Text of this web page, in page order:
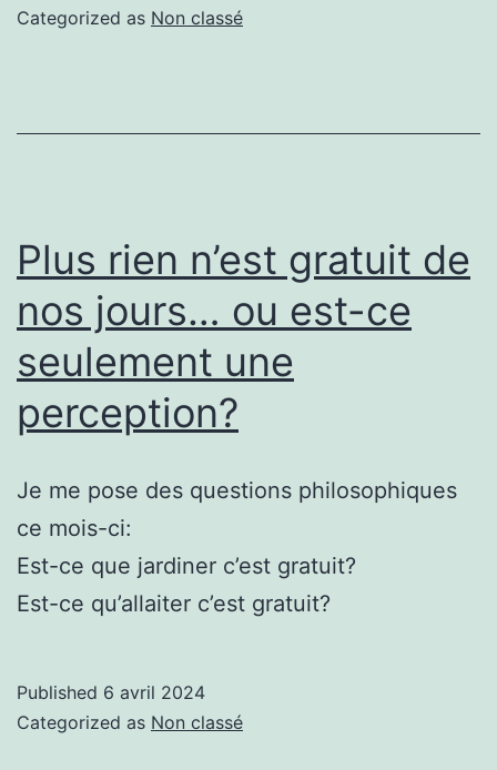
Categorized as Non classé
Plus rien n’est gratuit de
nos jours… ou est-ce
seulement une
perception?
Je me pose des questions philosophiques
ce mois-ci:
Est-ce que jardiner c’est gratuit?
Est-ce qu’allaiter c’est gratuit?
Published 6 avril 2024
Categorized as Non classé